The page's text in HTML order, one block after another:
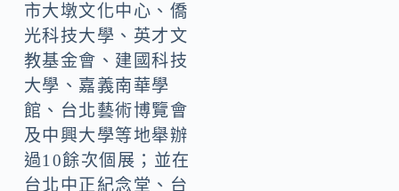
市大墩文化中心、僑
光科技大學、英才文
教基金會、建國科技
大學、嘉義南華學
館、台北藝術博覽會
及中興大學等地舉辦
過10餘次個展；並在
台北中正紀念堂、台